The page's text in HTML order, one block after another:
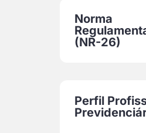
Norma
(NR-26)
Perfil